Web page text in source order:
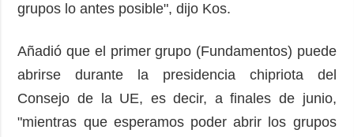
grupos lo antes posible", dijo Kos.
Añadió que el primer grupo (Fundamentos) puede
abrirse durante la presidencia chipriota del
Consejo de la UE, es decir, a finales de junio,
"mientras que esperamos poder abrir los grupos